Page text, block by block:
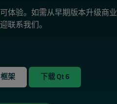
体验。如需从早期版本升级商业
联系我们。
架 下载 Qt 6